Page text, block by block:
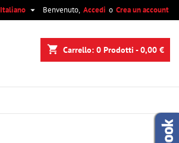
Benvenuto, Accedi o Crea un account
Italiano 
shopping_cart Carrello: 0 Prodotti - 0,00 €